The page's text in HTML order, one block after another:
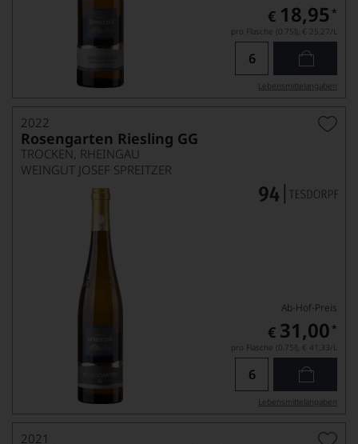
€ 18,95 *
pro Flasche (0.75l), € 25,27/L
Lebensmittel­angaben
2022
Rosengarten Riesling GG
TROCKEN, RHEINGAU
WEINGUT JOSEF SPREITZER
Ab-Hof-Preis
€ 31,00 *
pro Flasche (0.75l), € 41,33/L
Lebensmittel­angaben
2021